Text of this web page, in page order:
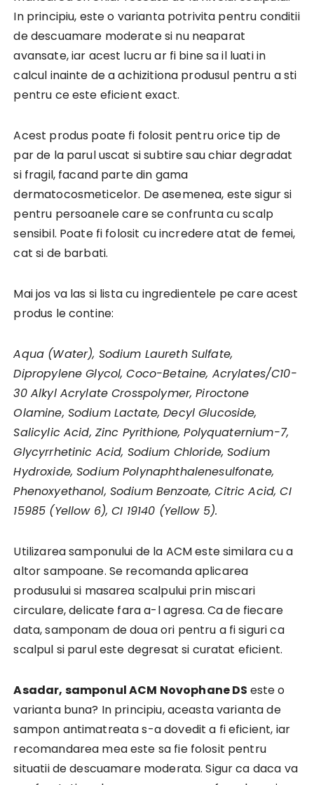
In principiu, este o varianta potrivita pentru conditii
de descuamare moderate si nu neaparat
avansate, iar acest lucru ar fi bine sa il luati in
calcul inainte de a achizitiona produsul pentru a sti
pentru ce este eficient exact.
Acest produs poate fi folosit pentru orice tip de
par de la parul uscat si subtire sau chiar degradat
si fragil, facand parte din gama
dermatocosmeticelor. De asemenea, este sigur si
pentru persoanele care se confrunta cu scalp
sensibil. Poate fi folosit cu incredere atat de femei,
cat si de barbati.
Mai jos va las si lista cu ingredientele pe care acest
produs le contine:
Aqua (Water), Sodium Laureth Sulfate,
Dipropylene Glycol, Coco-Betaine, Acrylates/C10-
30 Alkyl Acrylate Crosspolymer, Piroctone
Olamine, Sodium Lactate, Decyl Glucoside,
Salicylic Acid, Zinc Pyrithione, Polyquaternium-7,
Glycyrrhetinic Acid, Sodium Chloride, Sodium
Hydroxide, Sodium Polynaphthalenesulfonate,
Phenoxyethanol, Sodium Benzoate, Citric Acid, CI
15985 (Yellow 6), CI 19140 (Yellow 5).
Utilizarea samponului de la ACM este similara cu a
altor sampoane. Se recomanda aplicarea
produsului si masarea scalpului prin miscari
circulare, delicate fara a-l agresa. Ca de fiecare
data, samponam de doua ori pentru a fi siguri ca
scalpul si parul este degresat si curatat eficient.
Asadar, samponul ACM Novophane DS este o
varianta buna? In principiu, aceasta varianta de
sampon antimatreata s-a dovedit a fi eficient, iar
recomandarea mea este sa fie folosit pentru
situatii de descuamare moderata. Sigur ca daca va